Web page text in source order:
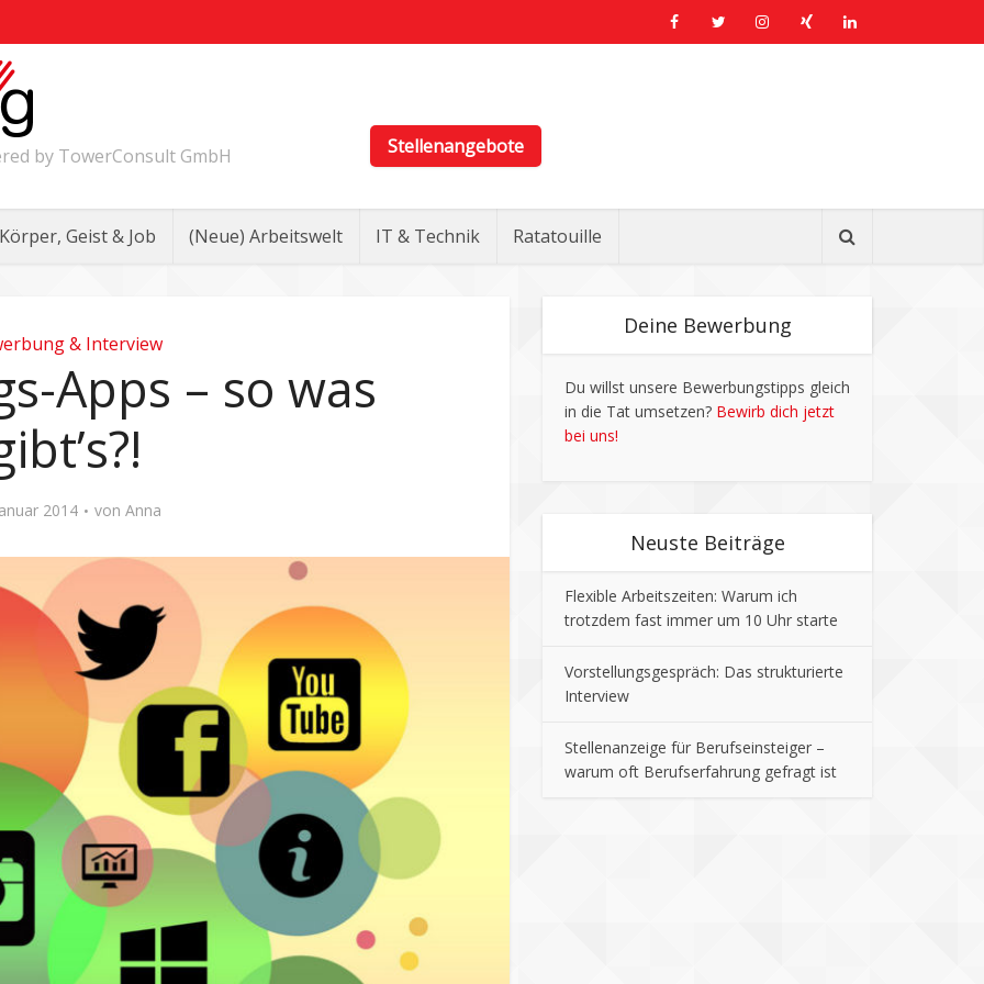
by TowerConsult GmbH
Körper, Geist & Job (Neue) Arbeitswelt IT & Technik Ratatouille
Stellenangebote
& Interview
Apps – so was
2014 von Anna
Deine Bewerbung
Du willst unsere Bewerbungstipps gleich
in die Tat umsetzen? Bewirb dich jetzt
bei uns!
Neuste Beiträge
Flexible Arbeitszeiten: Warum ich
trotzdem fast immer um 10 Uhr starte
Vorstellungsgespräch: Das strukturierte
Interview
Stellenanzeige für Berufseinsteiger –
warum oft Berufserfahrung gefragt ist